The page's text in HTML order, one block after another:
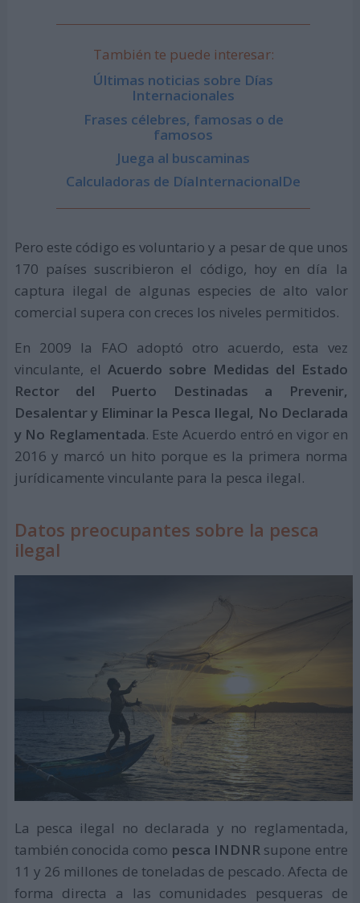
También te puede interesar:
Últimas noticias sobre Días
Internacionales
Frases célebres, famosas o de
famosos
Juega al buscaminas
Calculadoras de DíaInternacionalDe
Pero este código es voluntario y a pesar de que unos
170 países suscribieron el código, hoy en día la
captura ilegal de algunas especies de alto valor
comercial supera con creces los niveles permitidos.
En 2009 la FAO adoptó otro acuerdo, esta vez
vinculante, el Acuerdo sobre Medidas del Estado
Rector del Puerto Destinadas a Prevenir,
Desalentar y Eliminar la Pesca Ilegal, No Declarada
y No Reglamentada. Este Acuerdo entró en vigor en
2016 y marcó un hito porque es la primera norma
jurídicamente vinculante para la pesca ilegal.
Datos preocupantes sobre la pesca
ilegal
La pesca ilegal no declarada y no reglamentada,
también conocida como pesca INDNR supone entre
11 y 26 millones de toneladas de pescado. Afecta de
forma directa a las comunidades pesqueras de